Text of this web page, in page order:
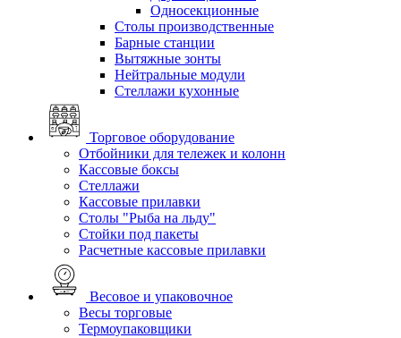
Односекционные
Столы производственные
Барные станции
Вытяжные зонты
Нейтральные модули
Стеллажи кухонные
Торговое оборудование
Отбойники для тележек и колонн
Кассовые боксы
Стеллажи
Кассовые прилавки
Столы "Рыба на льду"
Стойки под пакеты
Расчетные кассовые прилавки
Весовое и упаковочное
Весы торговые
Термоупаковщики